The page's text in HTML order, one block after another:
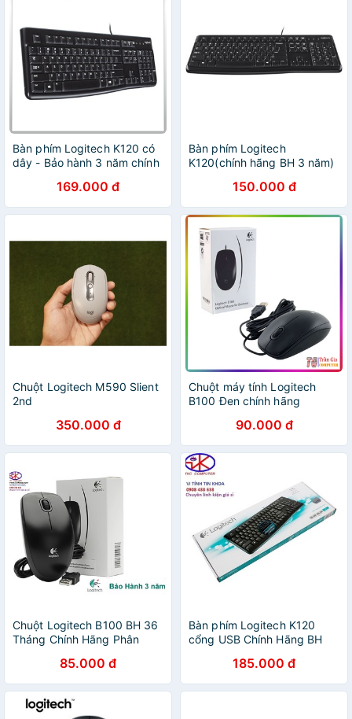
Bàn phím Logitech K120 có
dây - Bảo hành 3 năm chính
169.000 đ
Bàn phím Logitech
K120(chính hãng BH 3 năm)
150.000 đ
Chuột Logitech M590 Slient
2nd
350.000 đ
Chuột máy tính Logitech
B100 Đen chính hãng
90.000 đ
Chuột Logitech B100 BH 36
Tháng Chính Hãng Phân
85.000 đ
Bàn phím Logitech K120
cổng USB Chính Hãng BH
185.000 đ